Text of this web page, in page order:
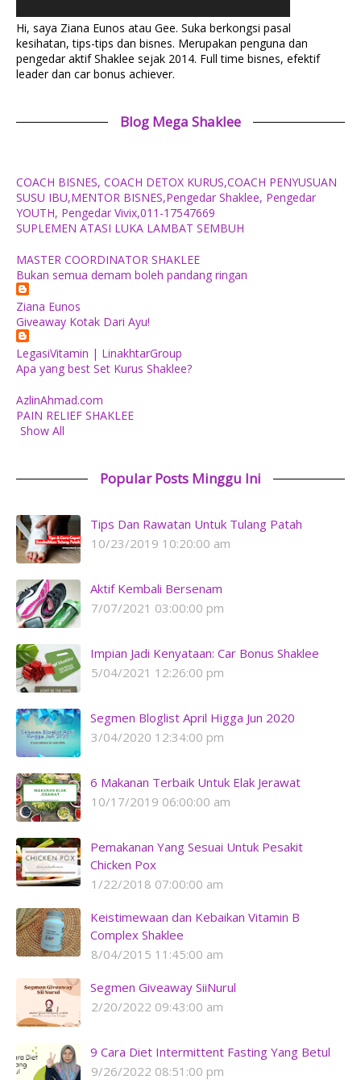
Hi, saya Ziana Eunos atau Gee. Suka berkongsi pasal
kesihatan, tips-tips dan bisnes. Merupakan penguna dan
pengedar aktif Shaklee sejak 2014. Full time bisnes, efektif
leader dan car bonus achiever.
Blog Mega Shaklee
COACH BISNES, COACH DETOX KURUS,COACH PENYUSUAN
SUSU IBU,MENTOR BISNES,Pengedar Shaklee, Pengedar
YOUTH, Pengedar Vivix,011-17547669
SUPLEMEN ATASI LUKA LAMBAT SEMBUH
MASTER COORDINATOR SHAKLEE
Bukan semua demam boleh pandang ringan
Ziana Eunos
Giveaway Kotak Dari Ayu!
LegasiVitamin | LinakhtarGroup
Apa yang best Set Kurus Shaklee?
AzlinAhmad.com
PAIN RELIEF SHAKLEE
Show All
Popular Posts Minggu Ini
Tips Dan Rawatan Untuk Tulang Patah
10/23/2019 10:20:00 am
Aktif Kembali Bersenam
7/07/2021 03:00:00 pm
Impian Jadi Kenyataan: Car Bonus Shaklee
5/04/2021 12:26:00 pm
Segmen Bloglist April Higga Jun 2020
3/04/2020 12:34:00 pm
6 Makanan Terbaik Untuk Elak Jerawat
10/17/2019 06:00:00 am
Pemakanan Yang Sesuai Untuk Pesakit
Chicken Pox
1/22/2018 07:00:00 am
Keistimewaan dan Kebaikan Vitamin B
Complex Shaklee
8/04/2015 11:45:00 am
Segmen Giveaway SiiNurul
2/20/2022 09:43:00 am
9 Cara Diet Intermittent Fasting Yang Betul
9/26/2022 08:51:00 pm